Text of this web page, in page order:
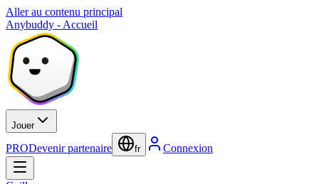
Aller au contenu principal
Anybuddy - Accueil
Jouer
PRODevenir partenaire fr Connexion